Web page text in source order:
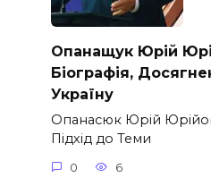
Опанащук Юрій
Біографія,
Україну
Опанасюк Юрій
Підхід до Теми
0 6